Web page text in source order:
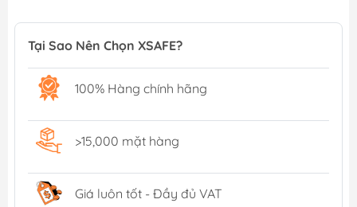
Tại Sao Nên Chọn XSAFE?
100% Hàng chính hãng
>15,000 mặt hàng
Giá luôn tốt - Đầy đủ VAT